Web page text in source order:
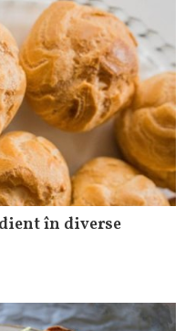
în diverse